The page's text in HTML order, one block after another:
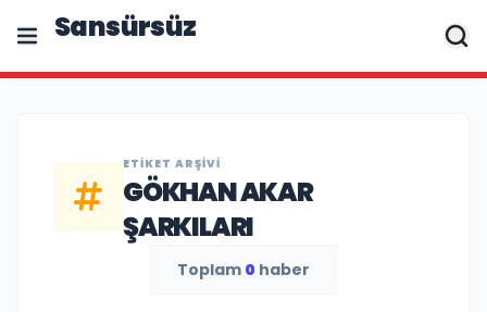
Sansürsüz
ETIKET ARŞIVI
GÖKHAN AKAR
ŞARKILARI
Toplam 0 haber